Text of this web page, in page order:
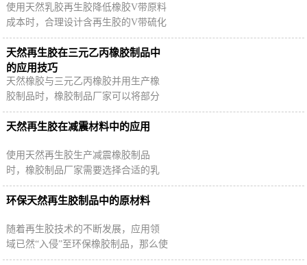
使用天然乳胶再生胶降低橡胶V带原料
成本时，合理设计含再生胶的V带硫化
体系可以进一步改善V带各胶层的加工
性能与物理机械性能，产品性价比更
高。
天然再生胶在三元乙丙橡胶制品中
的应用技巧
天然橡胶与三元乙丙橡胶并用生产橡
胶制品时，橡胶制品厂家可以将部分
天然橡胶用天然乳胶再生胶替代，既
可以降低成本，又能够改善胶料工艺
天然再生胶在减震材料中的应用
使用天然再生胶生产减震橡胶制品
时，橡胶制品厂家需要选择合适的乳
胶再生胶，合理确定再生胶用量，通
过调整橡胶制品配方进一步优化产品
环保天然再生胶制品中的原材料
随着再生胶技术的不断发展，应用领
域已然“入侵”至环保橡胶制品，那么使
用再生胶生产环保型再生胶制品在选